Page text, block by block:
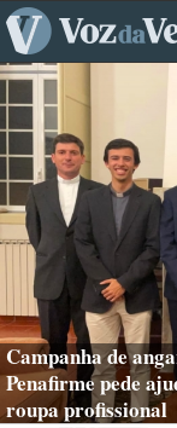
Campanha de
Penafirme pede
roupa profissional